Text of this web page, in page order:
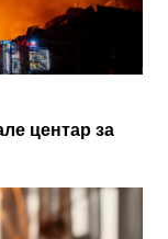
центар за